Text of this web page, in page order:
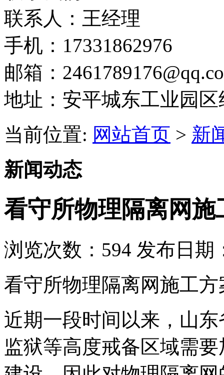
联系人：王经理
手机：17331862976
邮箱：
地址：安平城东工业园区
当前位置: 网站首页 > 新
新闻动态
看守所物理隔离网施
浏览次数： 594 发布日期
看守所物理隔离网施工方
近期一段时间以来，山
监狱等高度戒备区域需